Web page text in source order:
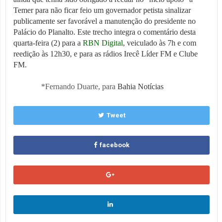
Temer para não ficar feio um governador petista sinalizar
publicamente ser favorável a manutenção do presidente no
Palácio do Planalto. Este trecho integra o comentário desta
quarta-feira (2) para a RBN Digital, veiculado às 7h e com
reedição às 12h30, e para as rádios Irecê Líder FM e Clube
FM.
*Fernando Duarte, para Bahia Notícias
Tweet
facebook